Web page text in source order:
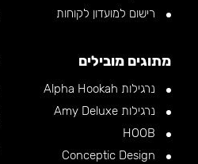
רישום למועדון לקוחות
מתוגים מובילים
נרגילות Alpha Hookah
נרגילות Amy Deluxe